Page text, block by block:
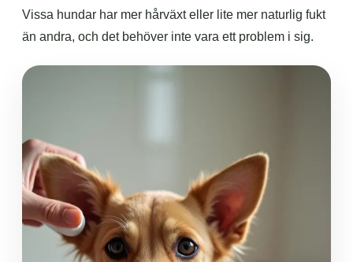
Vissa hundar har mer hårväxt eller lite mer naturlig fukt
än andra, och det behöver inte vara ett problem i sig.